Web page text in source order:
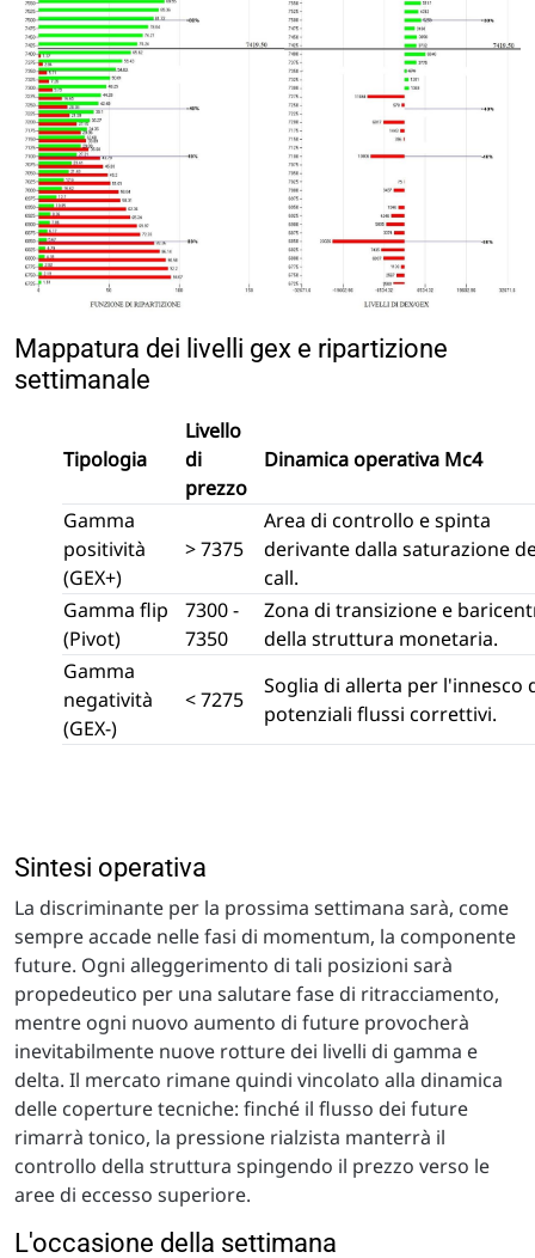
Mappatura dei livelli gex e ripartizione
settimanale
Tipologia
Livello
di
prezzo
Dinamica operativa Mc4
Gamma
positività
(GEX+)
> 7375
Area di controllo e spinta
derivante dalla saturazione
call.
Gamma flip
(Pivot)
7300 -
7350
Zona di transizione e
della struttura monetaria.
Gamma
negatività
(GEX-)
< 7275
Soglia di allerta per l'innesco
potenziali flussi correttivi.
Sintesi operativa
La discriminante per la prossima settimana sarà, come
sempre accade nelle fasi di momentum, la componente
future. Ogni alleggerimento di tali posizioni sarà
propedeutico per una salutare fase di ritracciamento,
mentre ogni nuovo aumento di future provocherà
inevitabilmente nuove rotture dei livelli di gamma e
delta. Il mercato rimane quindi vincolato alla dinamica
delle coperture tecniche: finché il flusso dei future
rimarrà tonico, la pressione rialzista manterrà il
controllo della struttura spingendo il prezzo verso le
aree di eccesso superiore.
L'occasione della settimana